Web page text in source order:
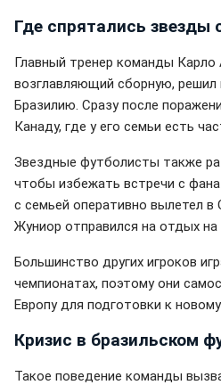
Где спрятались звезды
Главный тренер команды Карло
возглавляющий сборную,
Бразилию. Сразу после
Канаду, где у его семьи есть
Звездные футболисты также
чтобы избежать встречи с
с семьей оперативно вылетел в
Жуниор отправился на отдых на
Большинство других игроков
чемпионатах, поэтому они
Европу для подготовки к
Кризис в бразильском
Такое поведение команды